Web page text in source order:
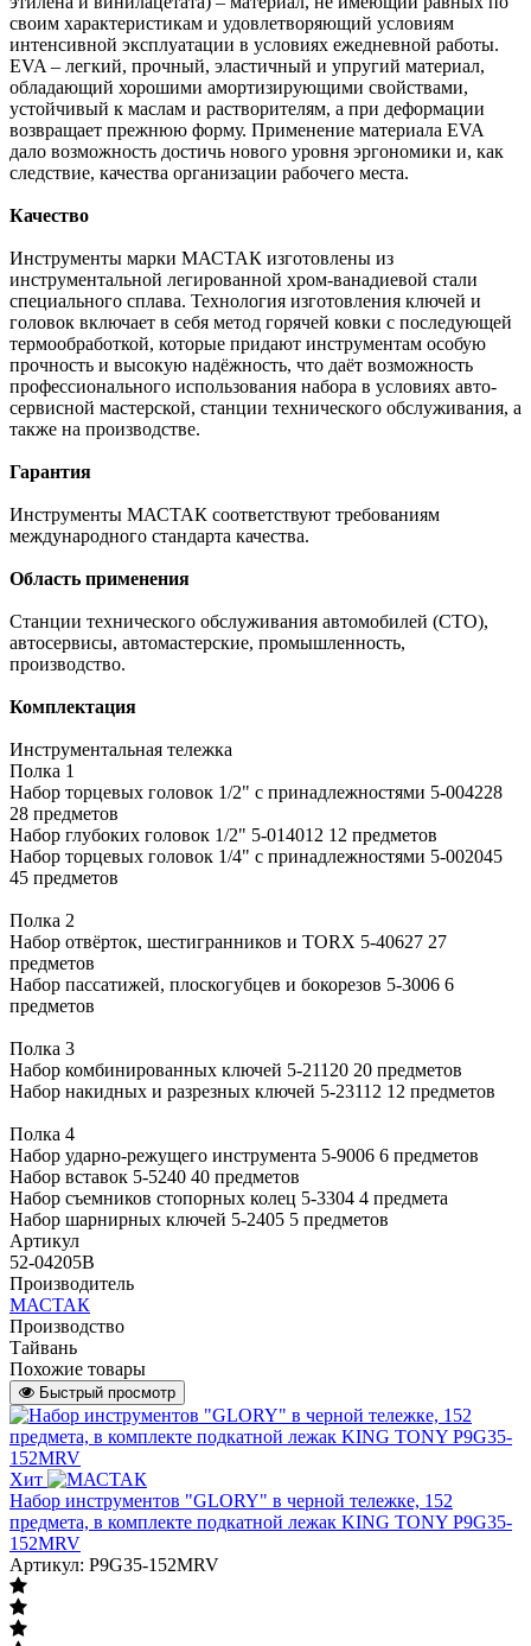
своим характеристикам и удовлетворяющий условиям
интенсивной эксплуатации в условиях ежедневной работы.
EVA – легкий, прочный, эластичный и упругий материал,
обладающий хорошими амортизирующими свойствами,
устойчивый к маслам и растворителям, а при деформации
возвращает прежнюю форму. Применение материала EVA
дало возможность достичь нового уровня эргономики и, как
следствие, качества организации рабочего места.
Качество
Инструменты марки МАСТАК изготовлены из
инструментальной легированной хром-ванадиевой стали
специального сплава. Технология изготовления ключей и
головок включает в себя метод горячей ковки с последующей
термообработкой, которые придают инструментам особую
прочность и высокую надёжность, что даёт возможность
профессионального использования набора в условиях авто-
сервисной мастерской, станции технического обслуживания, а
также на производстве.
Гарантия
Инструменты МАСТАК соответствуют требованиям
международного стандарта качества.
Область применения
Станции технического обслуживания автомобилей (СТО),
автосервисы, автомастерские, промышленность,
производство.
Комплектация
Инструментальная тележка
Полка 1
Набор торцевых головок 1/2" с принадлежностями 5-004228
28 предметов
Набор глубоких головок 1/2" 5-014012 12 предметов
Набор торцевых головок 1/4" с принадлежностями 5-002045
45 предметов
Полка 2
Набор отвёрток, шестигранников и TORX 5-40627 27
предметов
Набор пассатижей, плоскогубцев и бокорезов 5-3006 6
предметов
Полка 3
Набор комбинированных ключей 5-21120 20 предметов
Набор накидных и разрезных ключей 5-23112 12 предметов
Полка 4
Набор ударно-режущего инструмента 5-9006 6 предметов
Набор вставок 5-5240 40 предметов
Набор съемников стопорных колец 5-3304 4 предмета
Набор шарнирных ключей 5-2405 5 предметов
Артикул
52-04205B
Производитель
МАСТАК
Производство
Тайвань
Похожие товары
Быстрый просмотр
Хит
Набор инструментов "GLORY" в черной тележке, 152
предмета, в комплекте подкатной лежак KING TONY P9G35-
152MRV
Артикул: P9G35-152MRV